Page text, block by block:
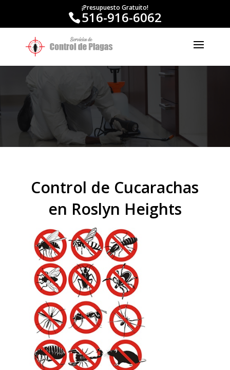
¡Presupuesto Gratuito!
516-916-6062
Control de Cucarachas
en Roslyn Heights